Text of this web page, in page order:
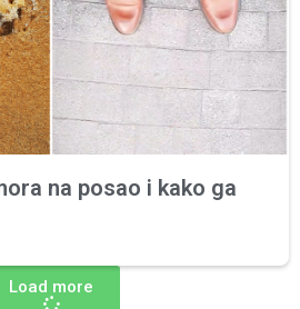
na posao i kako ga
Load more